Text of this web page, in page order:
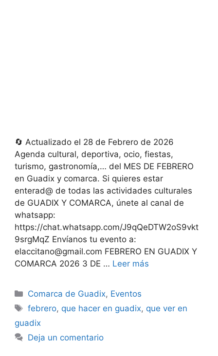
🔄 Actualizado el 28 de Febrero de 2026
Agenda cultural, deportiva, ocio, fiestas,
turismo, gastronomía,… del MES DE FEBRERO
en Guadix y comarca. Si quieres estar
enterad@ de todas las actividades culturales
de GUADIX Y COMARCA, únete al canal de
whatsapp:
https://chat.whatsapp.com/J9qQeDTW2oS9vkt
9srgMqZ Envíanos tu evento a:
elaccitano@gmail.com FEBRERO EN GUADIX Y
COMARCA 2026 3 DE … Leer más
Categorías
Comarca de Guadix, Eventos
Etiquetas
febrero, que hacer en guadix, que ver en
guadix
Deja un comentario